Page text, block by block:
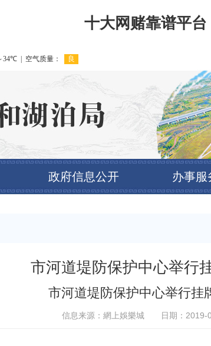
十大网赌靠谱平台
政府信息公开 办事服
市河道堤防保护中心举行
市河道堤防保护中心举行挂
信息来源：網上娛樂城 日期：2019-